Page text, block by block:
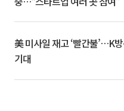
美 미사일 재고 ‘빨간불’…K
기대